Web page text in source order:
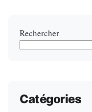
Rechercher
Catégories